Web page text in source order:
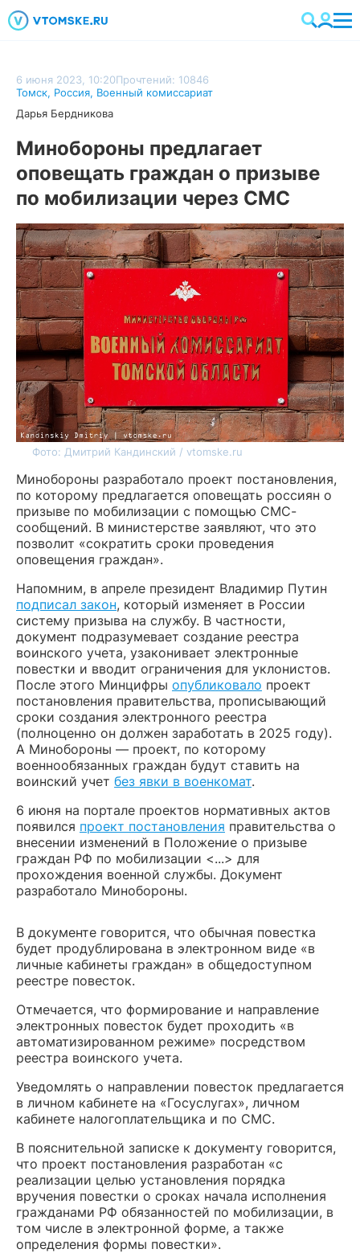
6 июня 2023, 10:20Прочтений: 10846
Томск, Россия, Военный комиссариат
Дарья Бердникова
Минобороны предлагает
оповещать граждан о призыве
по мобилизации через СМС
Фото: Дмитрий Кандинский / vtomske.ru
Минобороны разработало проект постановления,
по которому предлагается оповещать россиян о
призыве по мобилизации с помощью СМС-
сообщений. В министерстве заявляют, что это
позволит «сократить сроки проведения
оповещения граждан».
Напомним, в апреле президент Владимир Путин
подписал закон, который изменяет в России
систему призыва на службу. В частности,
документ подразумевает создание реестра
воинского учета, узаконивает электронные
повестки и вводит ограничения для уклонистов.
После этого Минцифры опубликовало проект
постановления правительства, прописывающий
сроки создания электронного реестра
(полноценно он должен заработать в 2025 году).
А Минобороны — проект, по которому
военнообязанных граждан будут ставить на
воинский учет без явки в военкомат.
6 июня на портале проектов нормативных актов
появился проект постановления правительства о
внесении изменений в Положение о призыве
граждан РФ по мобилизации <...> для
прохождения военной службы. Документ
разработало Минобороны.
В документе говорится, что обычная повестка
будет продублирована в электронном виде «в
личные кабинеты граждан» в общедоступном
реестре повесток.
Отмечается, что формирование и направление
электронных повесток будет проходить «в
автоматизированном режиме» посредством
реестра воинского учета.
Уведомлять о направлении повесток предлагается
в личном кабинете на «Госуслугах», личном
кабинете налогоплательщика и по СМС.
В пояснительной записке к документу говорится,
что проект постановления разработан «с
реализации целью установления порядка
вручения повестки о сроках начала исполнения
гражданами РФ обязанностей по мобилизации, в
том числе в электронной форме, а также
определения формы повестки».